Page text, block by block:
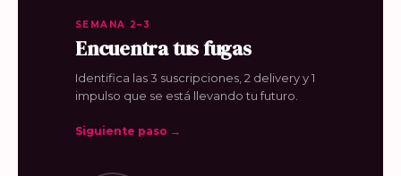
SEMANA 2–3
Encuentra tus fugas
Identifica las 3 suscripciones, 2 delivery y 1
impulso que se está llevando tu futuro.
Siguiente paso →